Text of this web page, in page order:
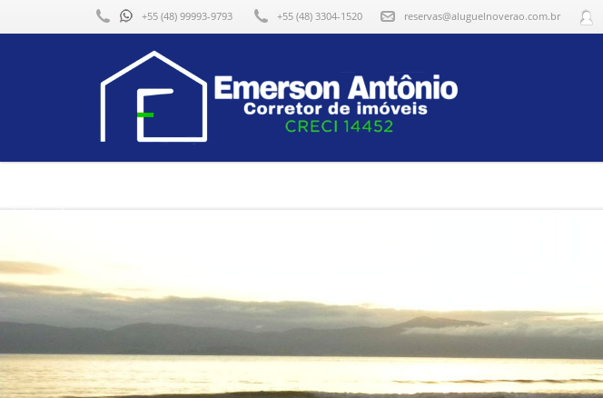
+55 (48) 99993-9793 +55 (48) 3304-1520 reservas@aluguelnoverao.com.br